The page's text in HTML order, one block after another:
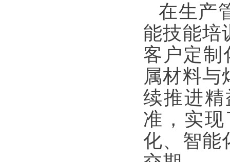
在生产
能技能培
客户定制
属材料与
续推进
准，实
化、智能